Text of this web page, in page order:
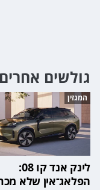
גולשים
המגזין
לינק אנד קו 08:
הפלאג־אין שלא